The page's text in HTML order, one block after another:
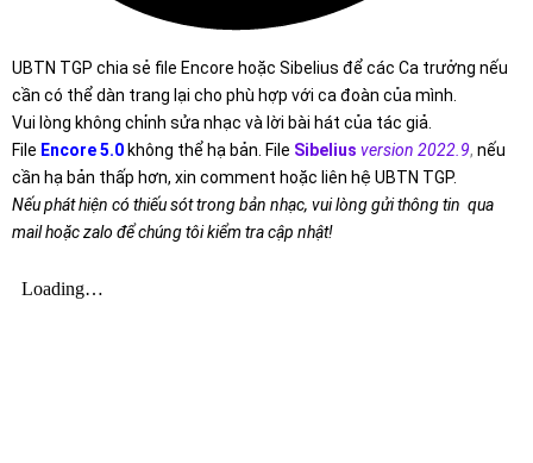
UBTN TGP chia sẻ file Encore hoặc Sibelius để các Ca trưởng nếu
cần có thể dàn trang lại cho phù hợp với ca đoàn của mình.
Vui lòng không chỉnh sửa nhạc và lời bài hát của tác giả.
File Encore 5.0 không thể hạ bản. File Sibelius version 2022.9, nếu
cần hạ bản thấp hơn, xin comment hoặc liên hệ UBTN TGP.
Nếu phát hiện có thiếu sót trong bản nhạc, vui lòng gửi thông tin qua
mail hoặc zalo để chúng tôi kiểm tra cập nhật!